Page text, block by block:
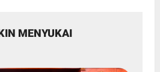
MENYUKAI